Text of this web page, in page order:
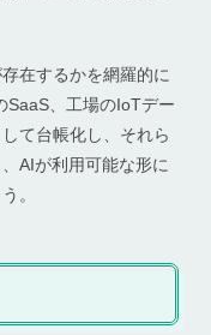
在するかを網羅的に
SaaS、工場のIoTデー
て台帳化し、それら
AIが利用可能な形に
。